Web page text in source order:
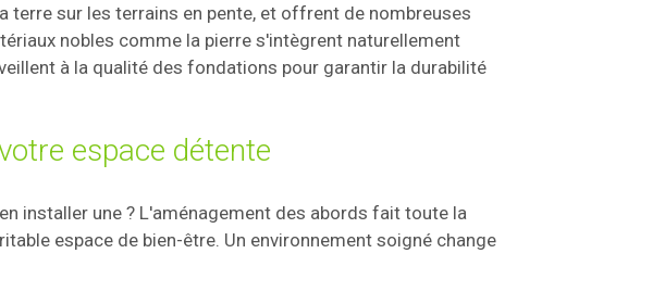
terre sur les terrains en pente, et offrent de nombreuses
nobles comme la pierre s'intègrent naturellement
à la qualité des fondations pour garantir la durabilité
espace détente
installer une ? L'aménagement des abords fait toute la
espace de bien-être. Un environnement soigné change